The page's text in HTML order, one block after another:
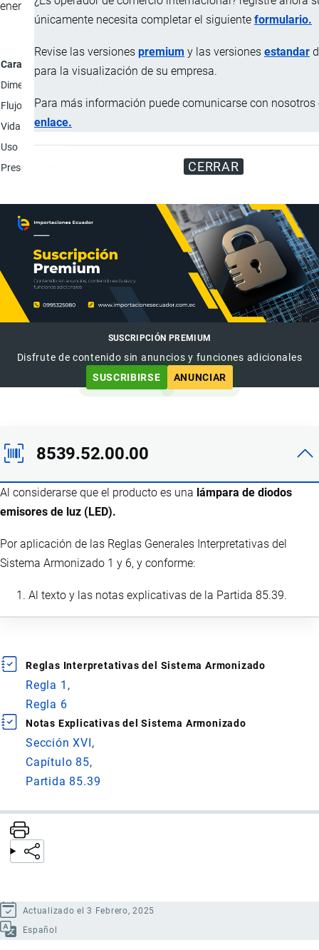
únicamente necesita completar el siguiente formulario.
Revise las versiones premium y las versiones estandar
para la visualización de su empresa.
Para más información puede comunicarse con nosotros
enlace.
CERRAR
energía.
Característica
Dimensiones
Flujo luminoso5920 - 7230 lm
Vida útil
50000 horas.
Uso
Para la fabricación de luminarias, para iluminación en
Presentación
SUSCRIPCIÓN PREMIUM
Disfrute de contenido sin anuncios y funciones adicionales
SUSCRIBIRSE
ANUNCIAR
8539.52.00.00
Al considerarse que el producto es una lámpara de diodos
emisores de luz (LED).
Por aplicación de las Reglas Generales Interpretativas del
Sistema Armonizado 1 y 6, y conforme:
Al texto y las notas explicativas de la Partida 85.39.
Reglas Interpretativas del Sistema Armonizado
Regla 1
Regla 6
Notas Explicativas del Sistema Armonizado
Sección XVI
Capítulo 85
Partida 85.39
Actualizado el 3 Febrero, 2025
Español